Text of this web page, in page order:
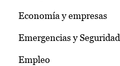
Economía y empresas
Emergencias y Seguridad
Empleo